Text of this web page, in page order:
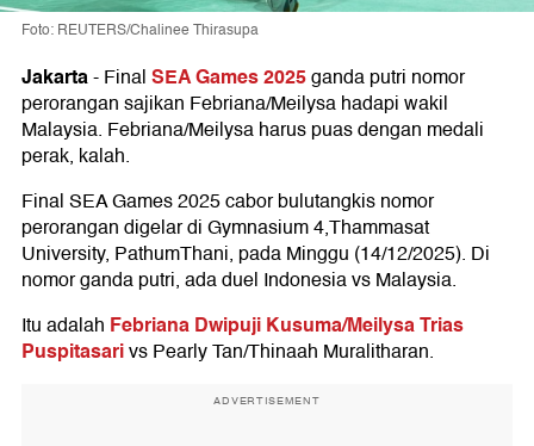
Foto: REUTERS/Chalinee Thirasupa
Jakarta-FinalSEA Games 2025ganda putri nomor
perorangan sajikan Febriana/Meilysa hadapi wakil
Malaysia. Febriana/Meilysa harus puas dengan medali
perak, kalah.
Final SEA Games 2025 cabor bulutangkis nomor
perorangan digelar di Gymnasium 4,Thammasat
University, PathumThani, pada Minggu (14/12/2025). Di
nomor ganda putri, ada duel Indonesia vs Malaysia.
Itu adalah Febriana Dwipuji Kusuma/Meilysa Trias
Puspitasarivs Pearly Tan/Thinaah Muralitharan.
ADVERTISEMENT